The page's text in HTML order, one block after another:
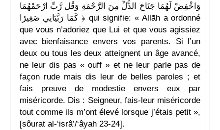
وَاخْفِضْ لَهُمَا جَنَاحَ الذُّلِّ مِنَ الرَّحْمَةِ وَقُل رَّبِّ ارْحَمْهُمَا
كَمَا رَبَّيَانِي صَغِيرًا ﴿ qui signifie: « Allāh a ordonné
que vous n’adoriez que Lui et que vous agissiez
avec bienfaisance envers vos parents. Si l’un
deux ou tous les deux atteignent un âge avancé,
ne leur dis pas « ouff » et ne leur parle pas de
façon rude mais dis leur de belles paroles ; et
fais preuve de modestie envers eux par
miséricorde. Dis : Seigneur, fais-leur miséricorde
tout comme ils m’ont élevé lorsque j’étais petit »,
[sôurat al-‘isrâ’/‘âyah 23-24].